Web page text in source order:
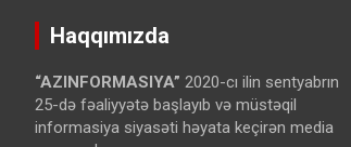
Haqqımızda
“AZINFORMASIYA” 2020-cı ilin sentyabrın
25-də fəaliyyətə başlayıb və müstəqil
informasiya siyasəti həyata keçirən media